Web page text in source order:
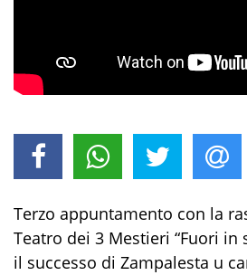
Terzo appuntamento con la
Teatro dei 3 Mestieri “Fuori in
il successo di Zampalesta u